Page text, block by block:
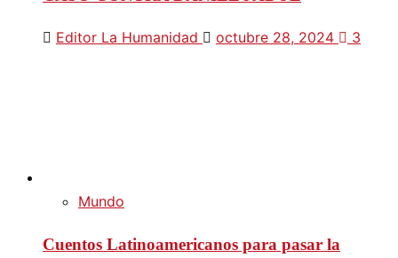
Editor La Humanidad octubre 28, 2024 3
Mundo
Cuentos Latinoamericanos para pasar la